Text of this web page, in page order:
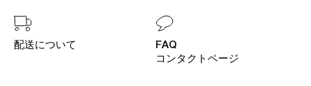
配送について
FAQ
コンタクトページ